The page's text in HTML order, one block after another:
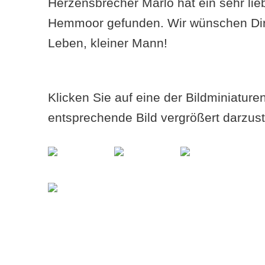
Hemmoor gefunden. Wir wünschen
Leben, kleiner Mann!
Klicken Sie auf eine der
entsprechende Bild vergrößert